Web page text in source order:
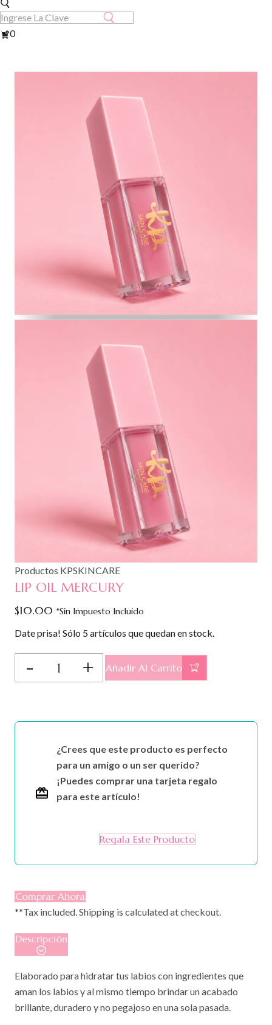
Ver
0
Productos KPSKINCARE
LIP OIL MERCURY
$10.00 *Sin Impuesto Incluido
Date prisa! Sólo 5 artículos que quedan en stock.
OIL
Añadir Al Carrito
¿Crees que este producto es perfecto
para un amigo o un ser querido?
¡Puedes comprar una tarjeta regalo
para este artículo!
Regala Este Producto
Comprar Ahora
**Tax included. Shipping is calculated at checkout.
Descripción
Elaborado para hidratar tus labios con ingredientes que
aman los labios y al mismo tiempo brindar un acabado
brillante, duradero y no pegajoso en una sola pasada.